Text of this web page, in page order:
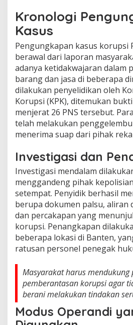
Kronologi
Kasus
Pengungkapan kasus korupsi
berawal dari laporan
adanya ketidakwajaran dalam
barang dan jasa di beberapa
dilakukan penyelidikan oleh
Korupsi (KPK), ditemukan
menjerat 26 PNS tersebut.
telah melakukan
menerima suap dari pihak
Investigasi dan
Investigasi mendalam
menggandeng pihak
setempat. Penyidik berhasil
berupa dokumen palsu, aliran
dan percakapan yang
korupsi. Penangkapan
beberapa lokasi di Banten,
ratusan personel penegak
Masyarakat harus mendukung
pemberantasan korupsi agar
berani melakukan tindakan
Modus Operandi